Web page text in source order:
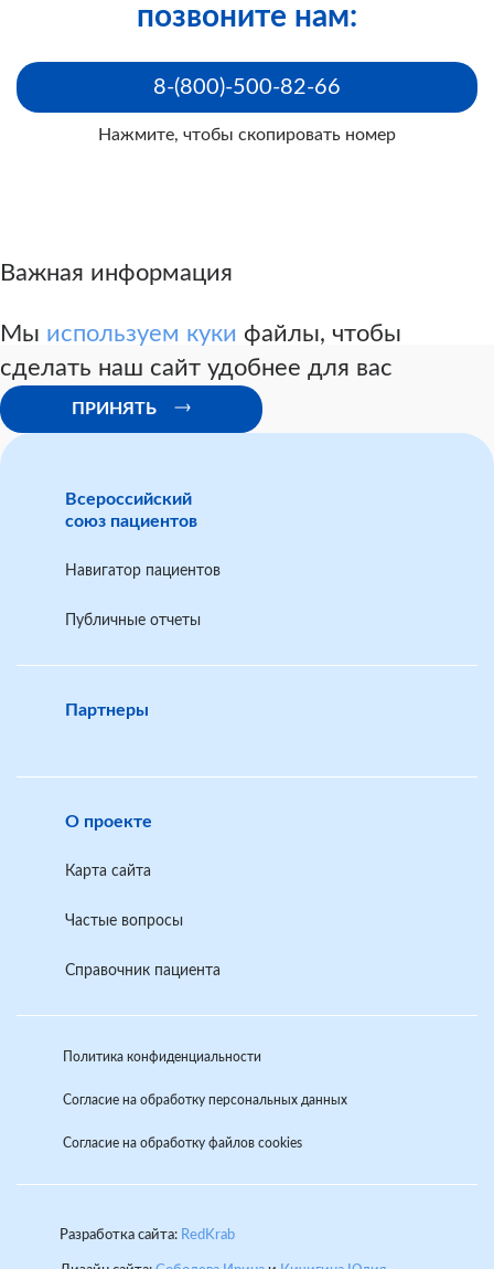
позвоните нам:
8-(800)-500-82-66
Нажмите, чтобы скопировать номер
Важная информация
Мы используем куки файлы, чтобы
сделать наш сайт удобнее для вас
ПРИНЯТЬ
Всероссийский
союз пациентов
Навигатор пациентов
Публичные отчеты
Партнеры
О проекте
Карта сайта
Частые вопросы
Справочник пациента
Разработка сайта: RedKrab
Политика конфиденциальности
Согласие на обработку персональных данных
Согласие на обработку файлов cookies